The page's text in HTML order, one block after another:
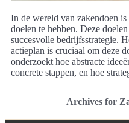
In de wereld van zakendoen
doelen te hebben. Deze
succesvolle bedrijfsstrategie.
actieplan is cruciaal om deze
onderzoekt hoe abstracte
concrete stappen, en hoe
Archives for